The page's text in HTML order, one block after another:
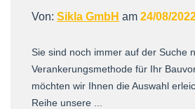
Von: Sikla GmbH am 24/08/
Sie sind noch immer auf der Suche
Verankerungsmethode für Ihr
möchten wir Ihnen die Auswahl
Reihe unsere ...